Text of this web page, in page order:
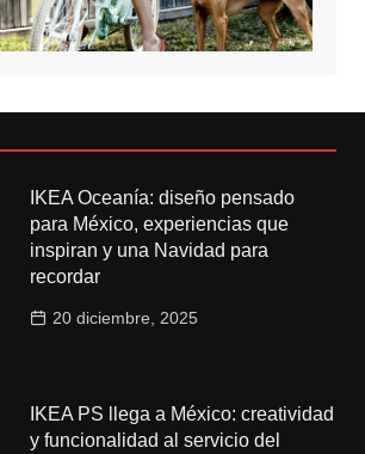
IKEA Oceanía: diseño pensado
para México, experiencias que
inspiran y una Navidad para
recordar
20 diciembre, 2025
IKEA PS llega a México: creatividad
y funcionalidad al servicio del